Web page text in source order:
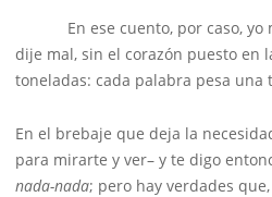
En ese cuento, por caso, yo
dije mal, sin el corazón puesto en
toneladas: cada palabra pesa una
En el brebaje que deja la
para mirarte y ver– y te digo
nada-nada; pero hay verdades